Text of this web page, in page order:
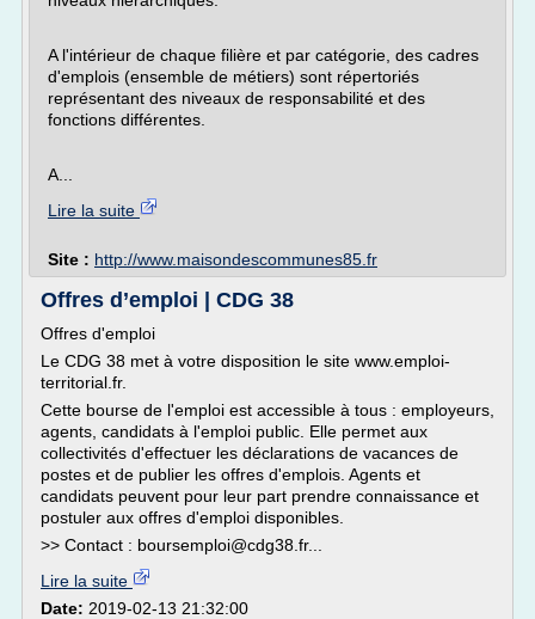
A l'intérieur de chaque filière et par catégorie, des cadres
d'emplois (ensemble de métiers) sont répertoriés
représentant des niveaux de responsabilité et des
fonctions différentes.
A...
Lire la suite
Site : http://www.maisondescommunes85.fr
Offres d’emploi | CDG 38
Offres d'emploi
Le CDG 38 met à votre disposition le site www.emploi-
territorial.fr.
Cette bourse de l'emploi est accessible à tous : employeurs,
agents, candidats à l'emploi public. Elle permet aux
collectivités d'effectuer les déclarations de vacances de
postes et de publier les offres d'emplois. Agents et
candidats peuvent pour leur part prendre connaissance et
postuler aux offres d'emploi disponibles.
>> Contact : boursemploi@cdg38.fr...
Lire la suite
Date: 2019-02-13 21:32:00